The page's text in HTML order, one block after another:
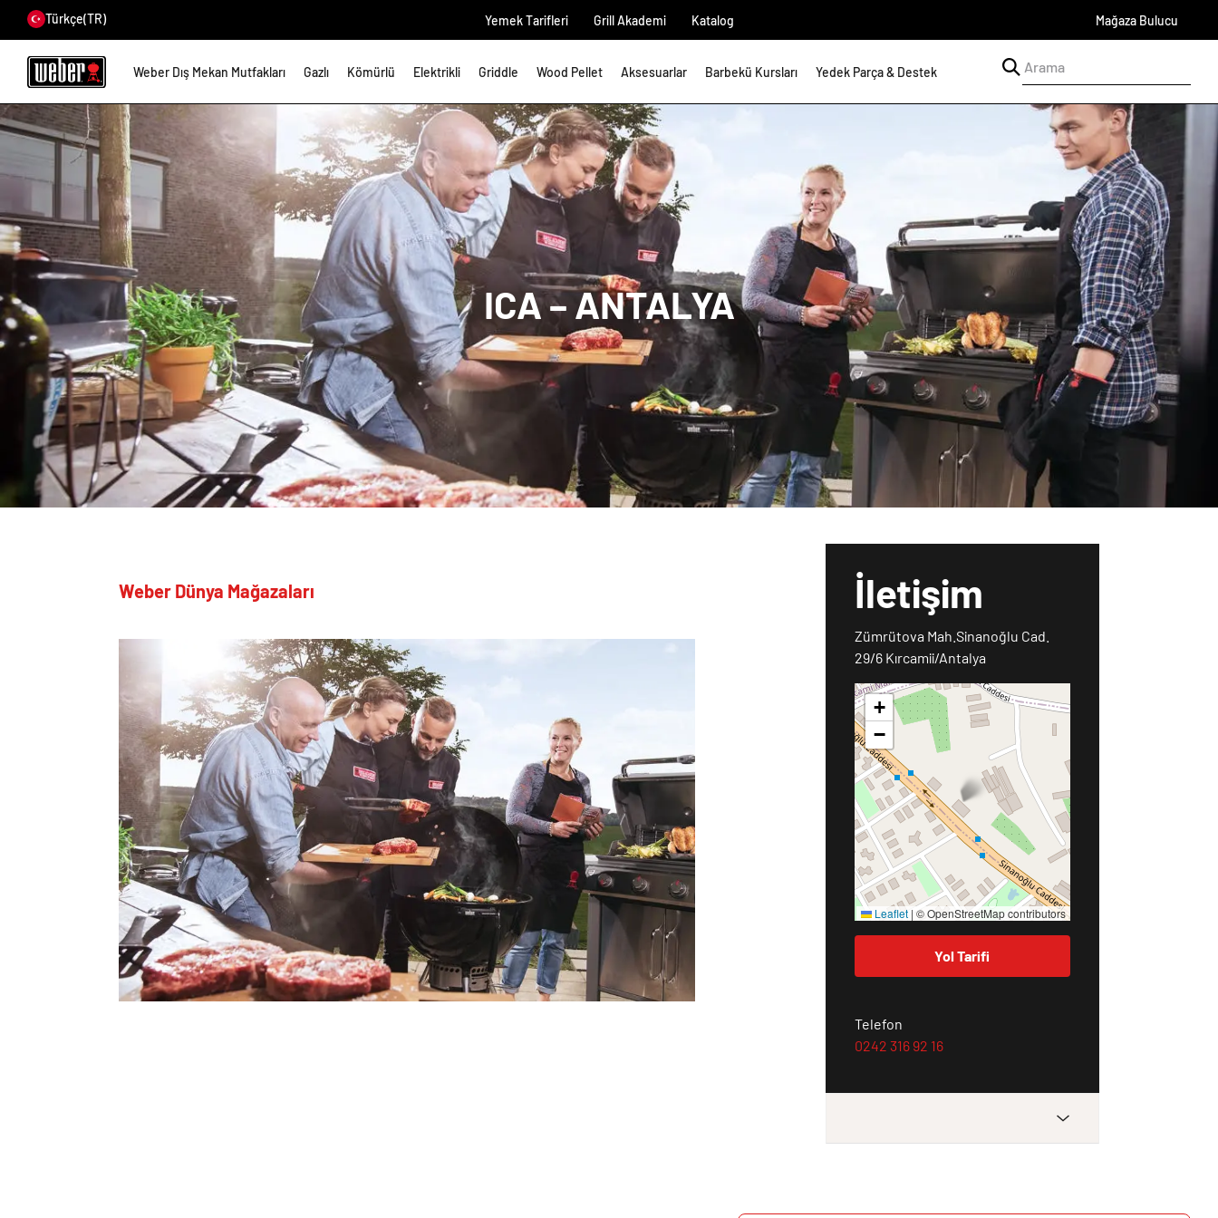
Türkçe(TR) Yemek Tarifleri Grill Akademi Katalog Mağaza Bulucu
Weber Dış Mekan Mutfakları Gazlı Kömürlü Elektrikli Griddle Wood Pellet Aksesuarlar Barbekü Kursları Yedek Parça & Destek
ICA – ANTALYA
Weber Dünya Mağazaları İletişim
Zümrütova Mah.Sinanoğlu Cad.
29/6 Kırcamii/Antalya
+
−
Leaflet | © OpenStreetMap contributors
Yol Tarifi
Telefon
0242 316 92 16